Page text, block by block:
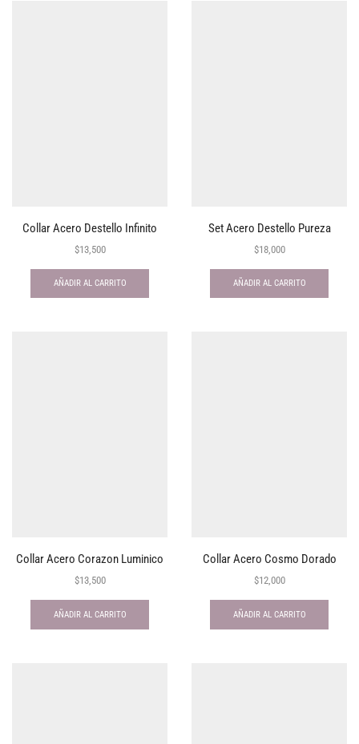
Collar Acero Destello Infinito
$13,500
AÑADIR AL CARRITO
Set Acero Destello Pureza
$18,000
AÑADIR AL CARRITO
Collar Acero Corazon Luminico
$13,500
AÑADIR AL CARRITO
Collar Acero Cosmo Dorado
$12,000
AÑADIR AL CARRITO